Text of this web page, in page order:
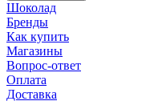
Шоколад
Бренды
Как купить
Магазины
Вопрос-ответ
Оплата
Доставка